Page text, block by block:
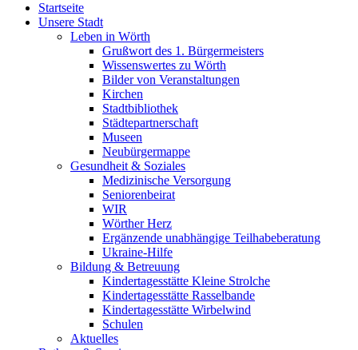
Startseite
Unsere Stadt
Leben in Wörth
Grußwort des 1. Bürgermeisters
Wissenswertes zu Wörth
Bilder von Veranstaltungen
Kirchen
Stadtbibliothek
Städtepartnerschaft
Museen
Neubürgermappe
Gesundheit & Soziales
Medizinische Versorgung
Seniorenbeirat
WIR
Wörther Herz
Ergänzende unabhängige Teilhabeberatung
Ukraine-Hilfe
Bildung & Betreuung
Kindertagesstätte Kleine Strolche
Kindertagesstätte Rasselbande
Kindertagesstätte Wirbelwind
Schulen
Aktuelles